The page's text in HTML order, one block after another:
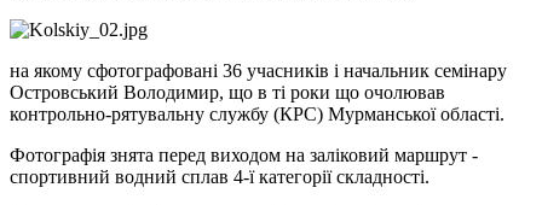
на якому сфотографовані 36 учасників і начальник семінару
Островський Володимир, що в ті роки що очолював
контрольно-рятувальну службу (КРС) Мурманської області.
Фотографія знята перед виходом на заліковий маршрут -
спортивний водний сплав 4-ї категорії складності.